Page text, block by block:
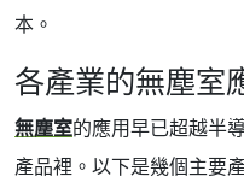
本。
各產業的無塵室
無塵室的應用早已超越半
產品裡。以下是幾個主要